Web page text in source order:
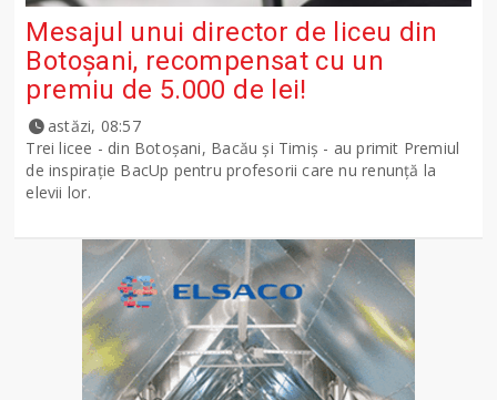
Mesajul unui director de liceu din
Botoșani, recompensat cu un
premiu de 5.000 de lei!
astăzi, 08:57
Trei licee - din Botoșani, Bacău și Timiș - au primit Premiul
de inspirație BacUp pentru profesorii care nu renunță la
elevii lor.